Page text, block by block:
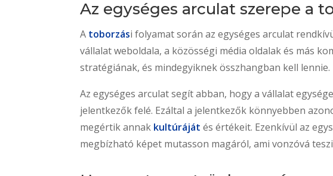
Az egységes arculat szerepe a
A toborzási folyamat során az egységes arculat
vállalat weboldala, a közösségi média oldalak és más
stratégiának, és mindegyiknek összhangban kell lennie.
Az egységes arculat segít abban, hogy a vállalat
jelentkezők felé. Ezáltal a jelentkezők könnyebben
megértik annak kultúráját és értékeit. Ezenkívül az
megbízható képet mutasson magáról, ami vonzóvá